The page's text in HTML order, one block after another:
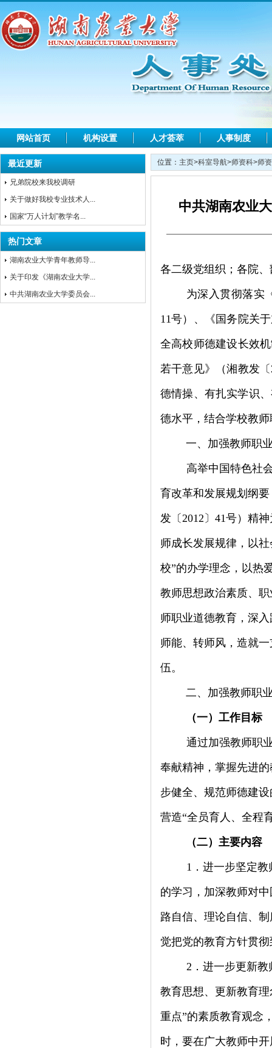
网站首页 机构设置 人才荟萃 人事制度
最近更新
兄弟院校来我校调研
关于做好我校专业技术人...
国家“万人计划”教学名...
热门文章
湖南农业大学青年教师导...
关于印发《湖南农业大学...
中共湖南农业大学委员会...
位置： 主页>科室导航>师资科>师
中共湖南农业
各二级党组织；各院
为深入贯彻落实
11号）、《国务院关
全高校师德建设长效
若干意见》（湘教发〔
德情操、有扎实学识
德水平，结合学校教
一、加强教师职
高举中国特色社
育改革和发展规划纲要
发〔 2012 〕 41号）精
师成长发展规律，以
校”的办学理念，以热
教师思想政治素质、
师职业道德教育，深
师能、转师风，造就
伍。
二、加强教师职
（一）工作目标
通过加强教师职
奉献精神，掌握先进
步健全、规范师德建
营造“全员育人、全程
（二）主要内容
1 ．进一步坚定
的学习，加深教师对
路自信、理论自信、
觉把党的教育方针贯
2 ．进一步更新
教育思想、更新教育
重点”的素质教育观念
时，要在广大教师中